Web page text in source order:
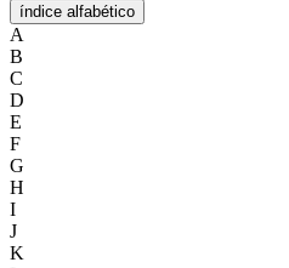
índice alfabético
A
B
C
D
E
F
G
H
I
J
K